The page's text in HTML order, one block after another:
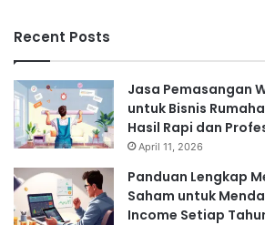
Recent Posts
Jasa Pemasangan
untuk Bisnis
Hasil Rapi dan
April 11, 2026
Panduan Lengkap
Saham untuk
Income Setiap